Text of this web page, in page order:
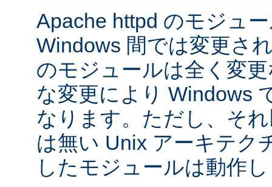
Apache httpd のモジュ
Windows 間では変更さ
のモジュールは全く変
な変更により Windows
なります。ただし、そ
は無い Unix アーキテク
したモジュールは動作